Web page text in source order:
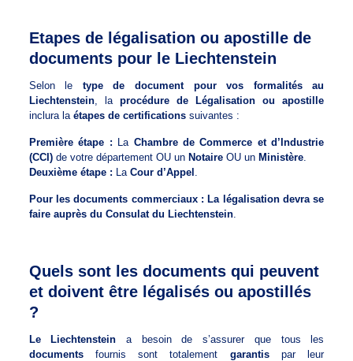
Etapes de légalisation ou apostille de
documents pour le Liechtenstein
Selon le type de document pour vos formalités au
Liechtenstein, la procédure de Légalisation ou apostille
inclura la étapes de certificationssuivantes :
Première étape : La Chambre de Commerce et d’Industrie
(CCI)de votre département OU un Notaire OU un Ministère.
Deuxième étape : La Cour d’Appel
Pour les documents commerciaux : La légalisation devra se
faire auprès du Consulat du Liechtenstein.
Quels sont les documents qui peuvent
et doivent être légalisés ou apostillés
?
Le Liechtenstein a besoin de s’assurer que tous les
documentsfournis sont totalement garantispar leur